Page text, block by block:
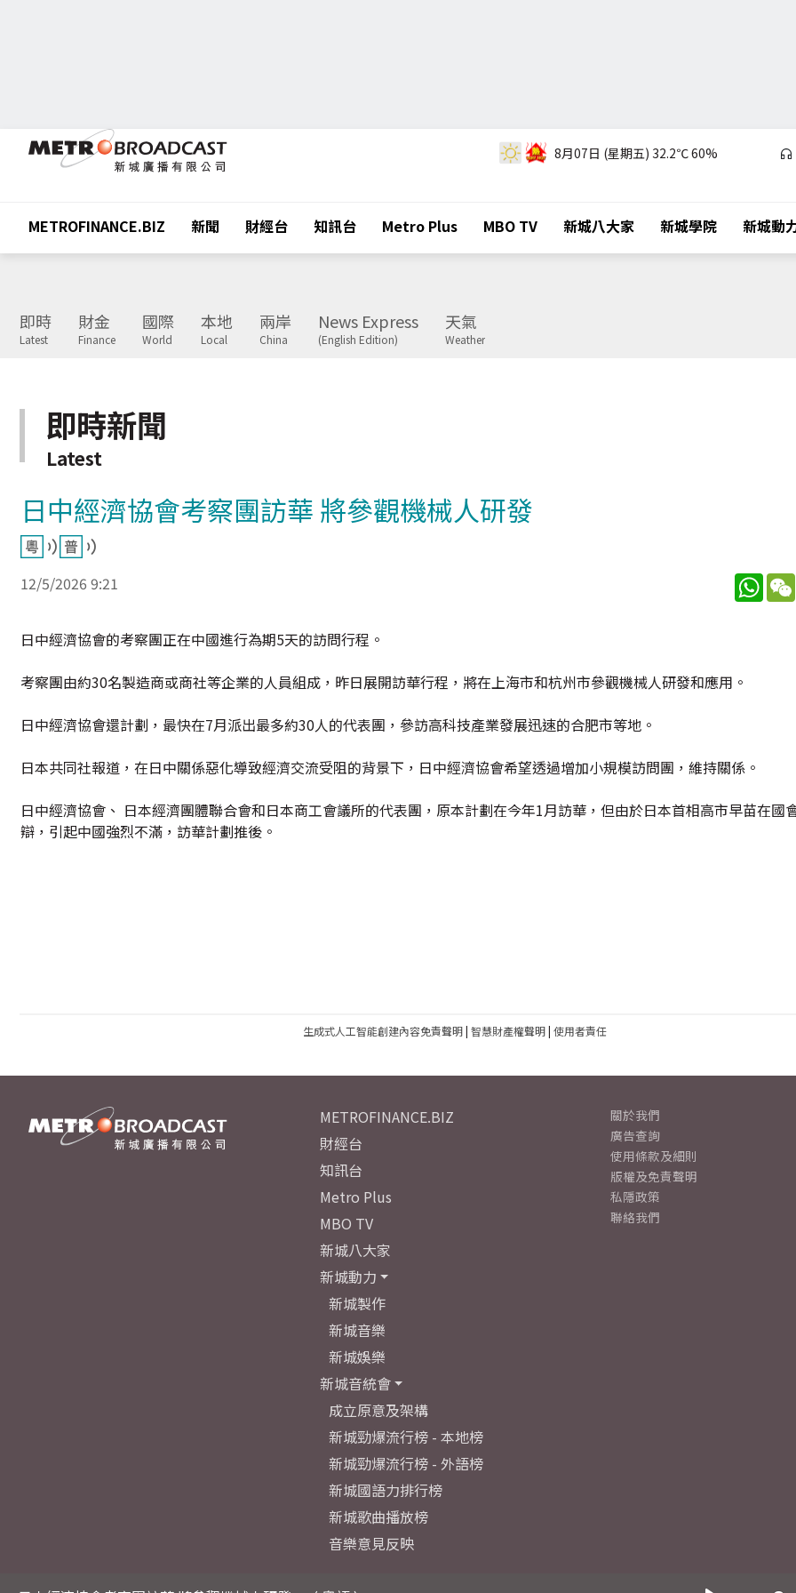
8月07日 (星期五) 32.2℃60%
METROFINANCE.BIZ 新聞 財經台 知訊台 Metro Plus MBO TV 新城八大家 新城學院 新城動
即時
Latest
財金
Finance
國際
World
本地
Local
兩岸
China
News Express
(English Edition)
天氣
Weather
即時新聞
Latest
日中經濟協會考察團訪華 將參觀機械人研發
12/5/2026 9:21
日中經濟協會的考察團正在中國進行為期5天的訪問行程。
考察團由約30名製造商或商社等企業的人員組成，昨日展開訪華行程，將在上海市和杭州市參觀機械人研發和應用。
日中經濟協會還計劃，最快在7月派出最多約30人的代表團，參訪高科技產業發展迅速的合肥市等地。
日本共同社報道，在日中關係惡化導致經濟交流受阻的背景下，日中經濟協會希望透過增加小規模訪問團，維持關係。
日中經濟協會、 日本經濟團體聯合會和日本商工會議所的代表團，原本計劃在今年1月訪華，但由於日本首相高市早苗在國
辯，引起中國強烈不滿，訪華計劃推後。
生成式人工智能創建內容免責聲明| 智慧財產權聲明| 使用者責任
METROFINANCE.BIZ
財經台
知訊台
Metro Plus
MBO TV
新城八大家
新城動力
新城製作
新城音樂
新城娛樂
新城音統會
成立原意及架構
新城勁爆流行榜 - 本地榜
新城勁爆流行榜 - 外語榜
新城國語力排行榜
新城歌曲播放榜
音樂意見反映
關於我們
廣告查詢
使用條款及細則
版權及免責聲明
私隱政策
聯絡我們